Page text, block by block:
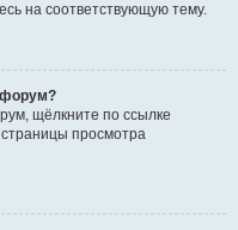
на соответствующую тему.
форум?
щёлкните по ссылке
просмотра